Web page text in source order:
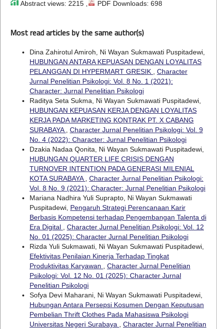
Abstract views: 2215 , PDF Downloads: 698
Most read articles by the same author(s)
Dina Zahirotul Amiroh, Ni Wayan Sukmawati Puspitadewi,
HUBUNGAN ANTARA KEPUASAN DENGAN LOYALITAS
PELANGGAN DI HYPERMART GRESIK
Character
Jurnal Penelitian Psikologi: Vol. 8 No. 1 (2021):
Character: Jurnal Penelitian Psikologi
Raditya Seta Sukma, Ni Wayan Sukmawati Puspitadewi,
HUBUNGAN KEPUASAN KERJA DENGAN LOYALITAS
KERJA PADA MARKETING KONTRAK PT. X CABANG
SURABAYA
Character Jurnal Penelitian Psikologi: Vol. 9
No. 4 (2022): Character: Jurnal Penelitian Psikologi
Dzakia Nadaa Qonita, Ni Wayan Sukmawati Puspitadewi,
HUBUNGAN QUARTER LIFE CRISIS DENGAN
TURNOVER INTENTION PADA GENERASI MILENIAL
KOTA SURABAYA
Character Jurnal Penelitian Psikologi:
Vol. 8 No. 9 (2021): Character: Jurnal Penelitian Psikologi
Mariana Nadhira Yuli Suprapto, Ni Wayan Sukmawati
Puspitadewi, Pengaruh Strategi Perencanaan Karir
Berbasis Kompetensi terhadap Pengembangan Talenta di
Era Digital
Character Jurnal Penelitian Psikologi: Vol. 12
No. 01 (2025): Character Jurnal Penelitian Psikologi
Rizda Yuli Sukmawati, Ni Wayan Sukmawati Puspitadewi,
Efektivitas Penilaian Kinerja Terhadap Tingkat
Produktivitas Karyawan
Character Jurnal Penelitian
Psikologi: Vol. 12 No. 01 (2025): Character Jurnal
Penelitian Psikologi
Sofya Devi Maharani, Ni Wayan Sukmawati Puspitadewi,
Hubungan Antara Persepsi Kosumen Dengan Keputusan
Pembelian Thrift Clothes Pada Mahasiswa Psikologi
Universitas Negeri Surabaya
Character Jurnal Penelitian